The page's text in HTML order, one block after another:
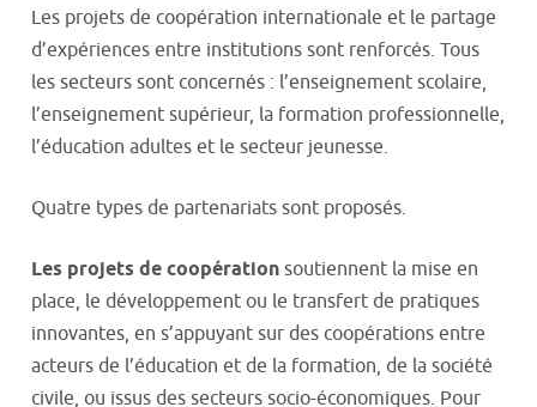
Les projets de coopération internationale et le partage
d’expériences entre institutions sont renforcés. Tous
les secteurs sont concernés : l’enseignement scolaire,
l’enseignement supérieur, la formation professionnelle,
l’éducation adultes et le secteur jeunesse.
Quatre types de partenariats sont proposés.
Les projets de coopération soutiennent la mise en
place, le développement ou le transfert de pratiques
innovantes, en s’appuyant sur des coopérations entre
acteurs de l’éducation et de la formation, de la société
civile, ou issus des secteurs socio-économiques. Pour